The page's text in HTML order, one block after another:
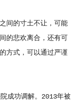
间的寸土不让，可能
的悲欢离合，还有可
方式，可以通过严谨
成功调解。2013年被